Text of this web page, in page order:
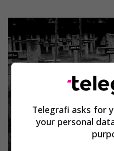
Telegrafi asks for
your personal